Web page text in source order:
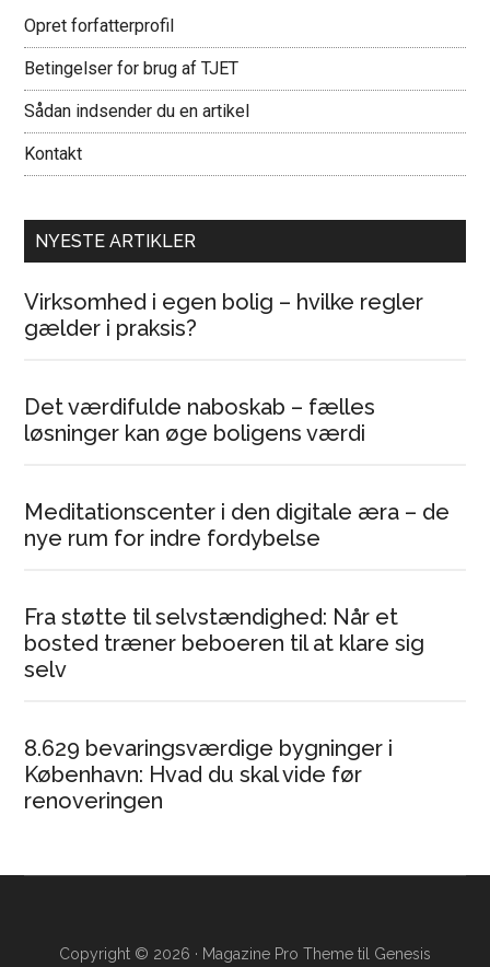
Opret forfatterprofil
Betingelser for brug af TJET
Sådan indsender du en artikel
Kontakt
NYESTE ARTIKLER
Virksomhed i egen bolig – hvilke regler
gælder i praksis?
Det værdifulde naboskab – fælles
løsninger kan øge boligens værdi
Meditationscenter i den digitale æra – de
nye rum for indre fordybelse
Fra støtte til selvstændighed: Når et
bosted træner beboeren til at klare sig
selv
8.629 bevaringsværdige bygninger i
København: Hvad du skal vide før
renoveringen
Copyright © 2026 · Magazine Pro Theme til Genesis